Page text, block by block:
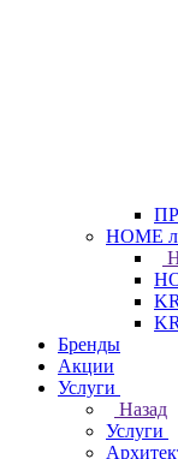
HOME
Бренды
Акции
Услуги
Назад
Услуги